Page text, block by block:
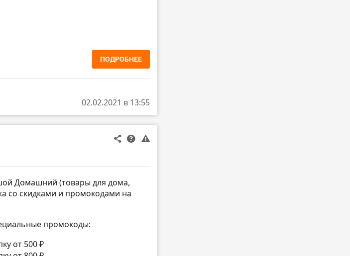
ПОДРОБНЕЕ
02.02.2021 в 13:55
Домашний (товары для дома,
со скидками и промокодами на
промокоды:
от 500 ₽